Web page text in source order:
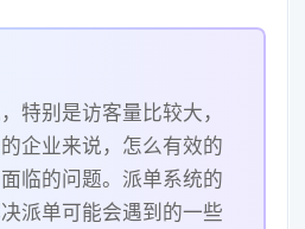
特别是访客量比较大，
企业来说，怎么有效的
临的问题。派单系统的
派单可能会遇到的一些